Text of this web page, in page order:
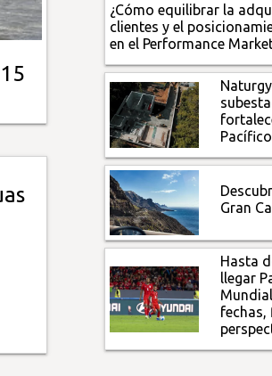
¿Cómo equilibrar la
clientes y el
en el Performance
Pacífico
Gran
Hasta
llegar
fechas,